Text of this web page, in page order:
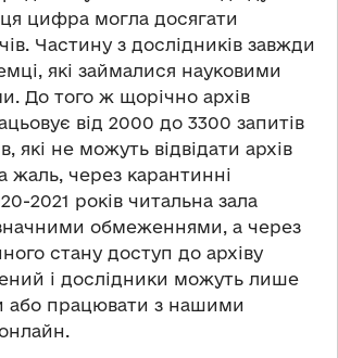
ця цифра могла досягати
Частину з дослідників завжди
які займалися науковими
До того ж щорічно архів
від 2000 до 3300 запитів
які не можуть відвідати архів
жаль, через карантинні
2021 років читальна зала
обмеженнями, а через
стану доступ до архіву
і дослідники можуть лише
або працювати з нашими